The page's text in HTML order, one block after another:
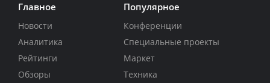
Главное
Новости
Аналитика
Рейтинги
Обзоры
Популярное
Конференции
Специальные проекты
Маркет
Техника